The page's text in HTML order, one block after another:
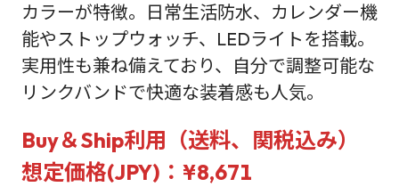
カラーが特徴。日常生活防水、カレンダー機
能やストップウォッチ、LEDライトを搭載。
実用性も兼ね備えており、自分で調整可能な
リンクバンドで快適な装着感も人気。
Buy＆Ship利用（送料、関税込み）
想定価格(JPY)：¥8,671